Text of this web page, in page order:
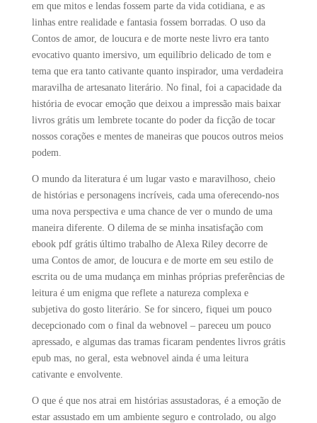
em que mitos e lendas fossem parte da vida cotidiana, e as
linhas entre realidade e fantasia fossem borradas. O uso da
Contos de amor, de loucura e de morte neste livro era tanto
evocativo quanto imersivo, um equilíbrio delicado de tom e
tema que era tanto cativante quanto inspirador, uma verdadeira
maravilha de artesanato literário. No final, foi a capacidade da
história de evocar emoção que deixou a impressão mais baixar
livros grátis um lembrete tocante do poder da ficção de tocar
nossos corações e mentes de maneiras que poucos outros meios
podem.
O mundo da literatura é um lugar vasto e maravilhoso, cheio
de histórias e personagens incríveis, cada uma oferecendo-nos
uma nova perspectiva e uma chance de ver o mundo de uma
maneira diferente. O dilema de se minha insatisfação com
ebook pdf grátis último trabalho de Alexa Riley decorre de
uma Contos de amor, de loucura e de morte em seu estilo de
escrita ou de uma mudança em minhas próprias preferências de
leitura é um enigma que reflete a natureza complexa e
subjetiva do gosto literário. Se for sincero, fiquei um pouco
decepcionado com o final da webnovel – pareceu um pouco
apressado, e algumas das tramas ficaram pendentes livros grátis
epub mas, no geral, esta webnovel ainda é uma leitura
cativante e envolvente.
O que é que nos atrai em histórias assustadoras, é a emoção de
estar assustado em um ambiente seguro e controlado, ou algo